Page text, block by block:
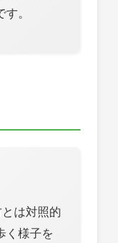
。
は対照的
く様子を